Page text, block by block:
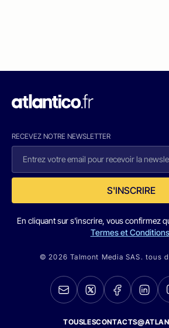
RECEVEZ NOTRE NEWSLETTER
S'INSCRIRE
En cliquant sur s'inscrire, vous confirmez
Termes et Conditions
© 2026 Talmont Media SAS. tous